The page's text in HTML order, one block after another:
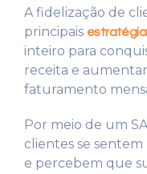
A fidelização de
principais
inteiro para
receita e
faturamento
Por meio de um
clientes se
e percebem que